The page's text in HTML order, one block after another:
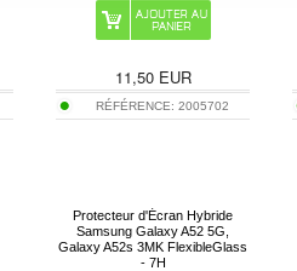
11,50EUR
RÉFÉRENCE: 2005702
Protecteur d'Écran Hybride
Samsung Galaxy A52 5G,
Galaxy A52s 3MK FlexibleGlass
- 7H